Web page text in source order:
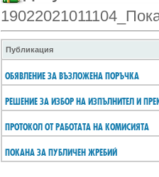
Публикация
ОБЯВЛЕНИЕ ЗА ВЪЗЛОЖЕНА ПОРЪЧКА
РЕШЕНИЕ ЗА ИЗБОР НА ИЗПЪЛНИТЕЛ И
ПРОТОКОЛ ОТ РАБОТАТА НА КОМИСИЯТА
ПОКАНА ЗА ПУБЛИЧЕН ЖРЕБИЙ